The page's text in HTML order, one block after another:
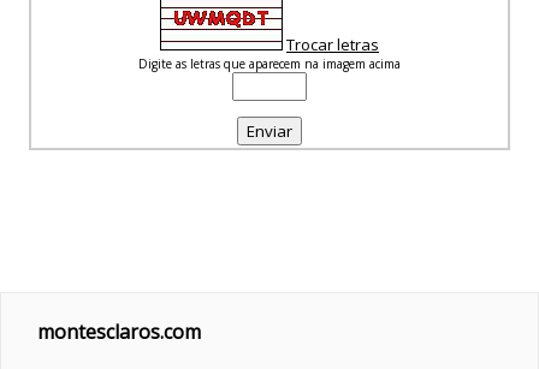
Trocar letras
Digite as letras que aparecem na imagem acima
montesclaros.com